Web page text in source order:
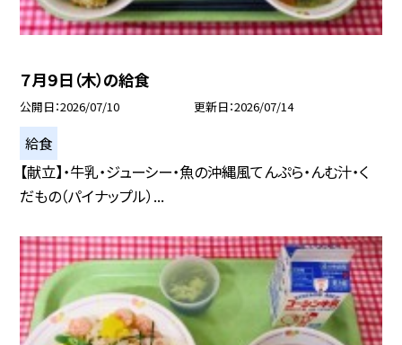
７月９日（木）の給食
公開日 2026/07/10 更新日 2026/07/14
給食
【献立】・牛乳・ジューシー・魚の沖縄風てんぷら・んむ汁・く
だもの（パイナップル）...